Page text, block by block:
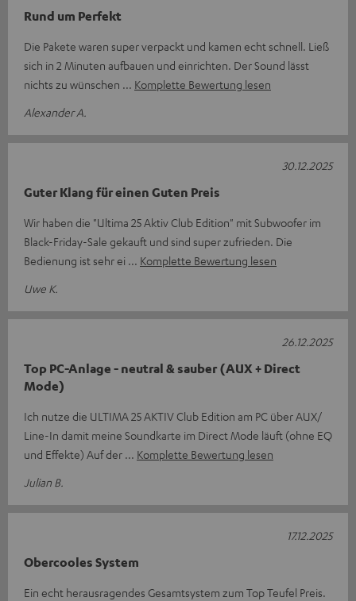
Rund um Perfekt
Die Pakete waren super verpackt und kamen echt schnell. Ließ
sich in 2 Minuten aufbauen und einrichten. Der Sound lässt
nichts zu wünschen
Komplette Bewertung lesen
Alexander A.
Guter Klang für einen Guten Preis
Wir haben die "Ultima 25 Aktiv Club Edition" mit Subwoofer im
Black-Friday-Sale gekauft und sind super zufrieden. Die
Bedienung ist sehr ei
Komplette Bewertung lesen
Uwe K.
30.12.2025
Top PC-Anlage - neutral & sauber (AUX + Direct
Mode)
Ich nutze die ULTIMA 25 AKTIV Club Edition am PC über AUX/
Line-In damit meine Soundkarte im Direct Mode läuft (ohne EQ
und Effekte) Auf der
Komplette Bewertung lesen
Julian B.
26.12.2025
Obercooles System
Ein echt herausragendes Gesamtsystem zum Top Teufel Preis.
17.12.2025